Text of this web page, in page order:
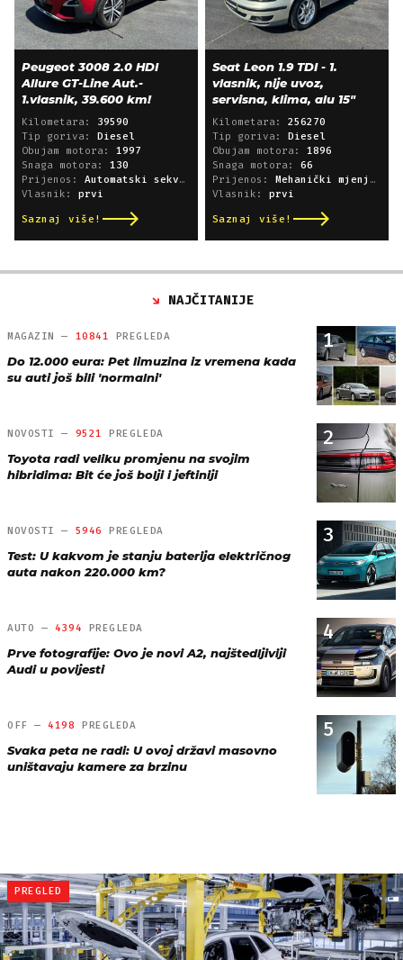
Peugeot 3008 2.0 HDI
Allure GT-Line Aut.-
1.vlasnik, 39.600 km!
Kilometara: 39590
Tip goriva: Diesel
Obujam motora: 1997
Snaga motora: 130
Prijenos: Automatski sekvencijski
Vlasnik: prvi
Saznaj više!
Seat Leon 1.9 TDI - 1.
vlasnik, nije uvoz,
servisna, klima, alu 15"
Kilometara: 256270
Tip goriva: Diesel
Obujam motora: 1896
Snaga motora: 66
Prijenos: Mehanički mjenjač
Vlasnik: prvi
Saznaj više!
NAJČITANIJE
1
MAGAZIN — 10841 PREGLEDA
Do 12.000 eura: Pet limuzina iz vremena kada
su auti još bili 'normalni'
2
NOVOSTI — 9521 PREGLEDA
Toyota radi veliku promjenu na svojim
hibridima: Bit će još bolji i jeftiniji
3
NOVOSTI — 5946 PREGLEDA
Test: U kakvom je stanju baterija električnog
auta nakon 220.000 km?
4
AUTO — 4394 PREGLEDA
Prve fotografije: Ovo je novi A2, najštedljiviji
Audi u povijesti
5
OFF —4198 PREGLEDA
Svaka peta ne radi: U ovoj državi masovno
uništavaju kamere za brzinu
PREGLED